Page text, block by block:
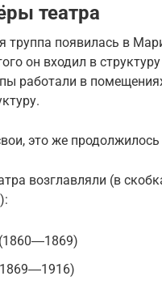
театра
труппа появилась в
он входил в
работали в
это же продолжилось
возглавляли (в